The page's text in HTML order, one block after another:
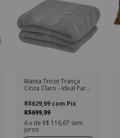
Manta Tricot Trança
Cinza Claro - Ideal Para
R$699,99
R$629,99 com Pix
6x de R$ 116,67 sem
juros